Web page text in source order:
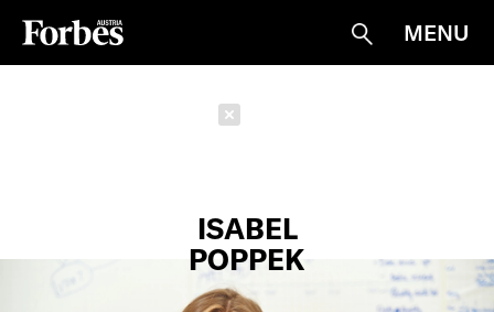
Suche
MENU
ISABEL
POPPEK